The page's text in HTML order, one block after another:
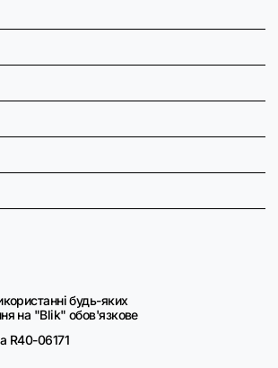
будь-яких
на "Blik" обов'язкове
R40-06171